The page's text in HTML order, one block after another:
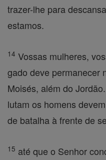
trazer-lhe para
estamos.
14 Vossas mulheres,
gado deve permanecer
Moisés, além do
lutam os homens
de batalha à frente de
15 até que o Senhor